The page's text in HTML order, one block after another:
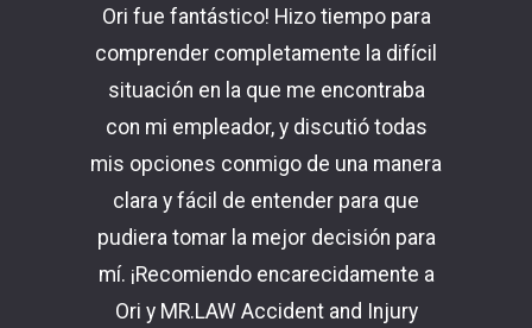
experiencia para buscar justicia para nuestros clientes.
Creemos que la persona responsable debe rendir
cuentas y debe compensarlo por su:
Lesiones
y sufrimiento
Si la compañía de seguros niega su reclamo por error,
Ori fue fantástico! Hizo tiempo para
comprender completamente la difícil
situación en la que me encontraba
con mi empleador, y discutió todas
mis opciones conmigo de una manera
clara y fácil de entender para que
pudiera tomar la mejor decisión para
mí. ¡Recomiendo encarecidamente a
Ori y MR.LAW Accident and Injury